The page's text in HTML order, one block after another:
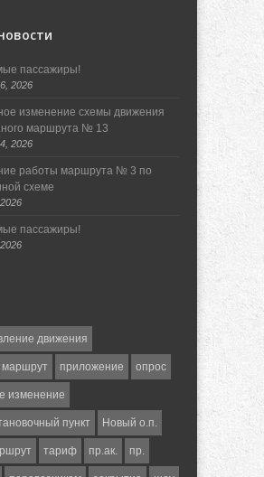
пассажиры!
2026
изменение схемы движения
маршрута № 13
2026
работы маршрута № 3 по
схеме
пассажиры!
движения
маршрут приложение опрос
изменение
пункт Новый о.п.
тариф пр.ак. пр.